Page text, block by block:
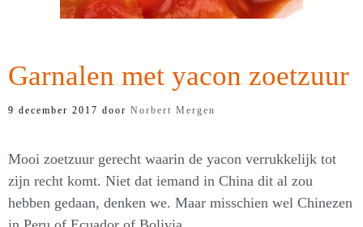
Garnalen met yacon zoetzuur
9 december 2017 door Norbert Mergen
Mooi zoetzuur gerecht waarin de yacon verrukkelijk tot
zijn recht komt. Niet dat iemand in China dit al zou
hebben gedaan, denken we. Maar misschien wel Chinezen